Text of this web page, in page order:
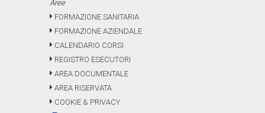
Aree
FORMAZIONE SANITARIA
FORMAZIONE AZIENDALE
CALENDARIO CORSI
REGISTRO ESECUTORI
AREA DOCUMENTALE
AREA RISERVATA
COOKIE & PRIVACY